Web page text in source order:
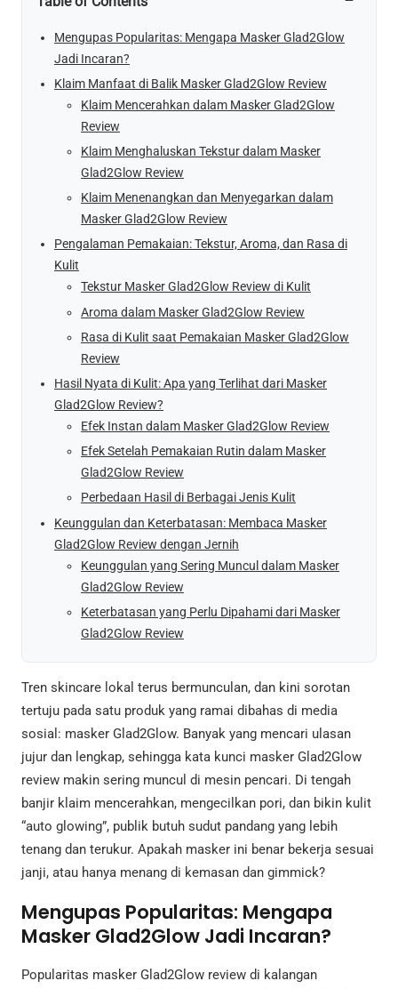
Mengupas Popularitas: Mengapa Masker Glad2Glow
Jadi Incaran?
Klaim Manfaat di Balik Masker Glad2Glow Review
Klaim Mencerahkan dalam Masker Glad2Glow
Review
Klaim Menghaluskan Tekstur dalam Masker
Glad2Glow Review
Klaim Menenangkan dan Menyegarkan dalam
Masker Glad2Glow Review
Pengalaman Pemakaian: Tekstur, Aroma, dan Rasa di
Kulit
Tekstur Masker Glad2Glow Review di Kulit
Aroma dalam Masker Glad2Glow Review
Rasa di Kulit saat Pemakaian Masker Glad2Glow
Review
Hasil Nyata di Kulit: Apa yang Terlihat dari Masker
Glad2Glow Review?
Efek Instan dalam Masker Glad2Glow Review
Efek Setelah Pemakaian Rutin dalam Masker
Glad2Glow Review
Perbedaan Hasil di Berbagai Jenis Kulit
Keunggulan dan Keterbatasan: Membaca Masker
Glad2Glow Review dengan Jernih
Keunggulan yang Sering Muncul dalam Masker
Glad2Glow Review
Keterbatasan yang Perlu Dipahami dari Masker
Glad2Glow Review
Tren skincare lokal terus bermunculan, dan kini sorotan
tertuju pada satu produk yang ramai dibahas di media
sosial: masker Glad2Glow. Banyak yang mencari ulasan
jujur dan lengkap, sehingga kata kunci masker Glad2Glow
review makin sering muncul di mesin pencari. Di tengah
banjir klaim mencerahkan, mengecilkan pori, dan bikin kulit
“auto glowing”, publik butuh sudut pandang yang lebih
tenang dan terukur. Apakah masker ini benar bekerja sesuai
janji, atau hanya menang di kemasan dan gimmick?
Mengupas Popularitas: Mengapa
Masker Glad2Glow Jadi Incaran?
Popularitas masker Glad2Glow review di kalangan